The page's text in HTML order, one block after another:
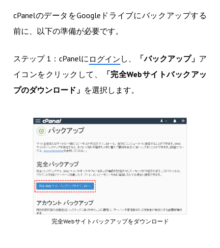
cPanelのデータをGoogleドライブにバックアップする
前に、以下の準備が必要です。
ステップ 1：cPanelに ログイン し、 「バックアップ」 ア
イコンをクリックして、
「完全Webサイトバックアッ
プのダウンロード」 を選択します。
完全Webサイトバックアップをダウンロード